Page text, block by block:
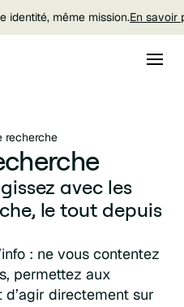
identité, même mission.En savoir
recherche
avec les
le tout depuis
: ne vous contentez
permettez aux
directement sur